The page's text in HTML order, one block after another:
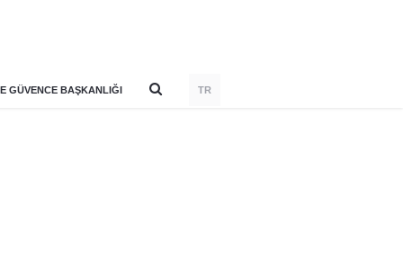
GÜVENCE BAŞKANLIĞI TR